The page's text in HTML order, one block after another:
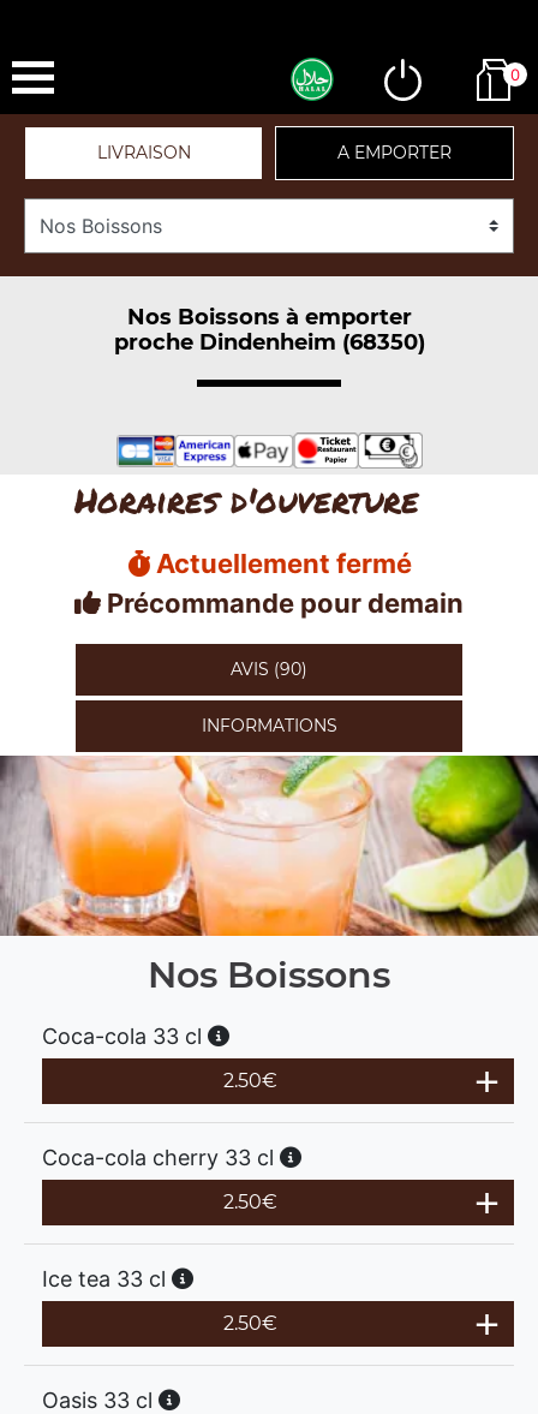
0
LIVRAISON A EMPORTER
Nos Boissons à emporter
proche Dindenheim (68350)
Horaires d'ouverture
Actuellement fermé
Précommande pour demain
AVIS (90)
INFORMATIONS
Nos Boissons
Coca-cola 33 cl
2.50€
Coca-cola cherry 33 cl
2.50€
Ice tea 33 cl
2.50€
Oasis 33 cl